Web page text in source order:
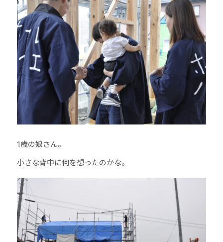
1歳の娘さん。
小さな背中に何を想ったのかな。